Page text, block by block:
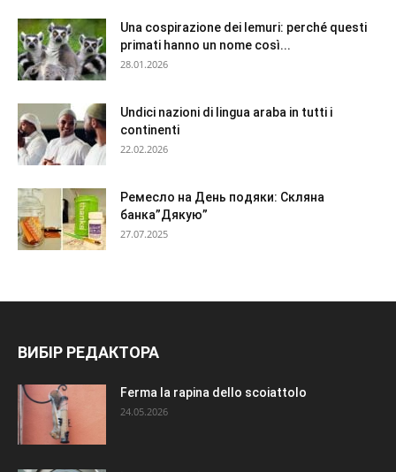
Una cospirazione dei lemuri: perché questi
primati hanno un nome così...
28.01.2026
Undici nazioni di lingua araba in tutti i
continenti
22.02.2026
Ремесло на День подяки: Скляна
банка”Дякую”
27.07.2025
ВИБІР РЕДАКТОРА
Ferma la rapina dello scoiattolo
24.05.2026